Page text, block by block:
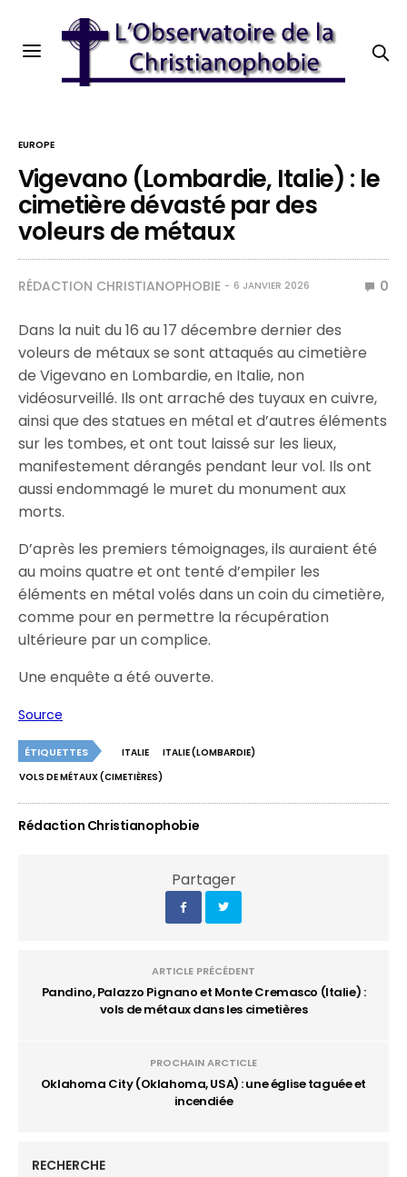
EUROPE
Vigevano (Lombardie, Italie) : le
cimetière dévasté par des
voleurs de métaux
RÉDACTION CHRISTIANOPHOBIE 6 JANVIER 2026 0
Dans la nuit du 16 au 17 décembre dernier des
voleurs de métaux se sont attaqués au cimetière
de Vigevano en Lombardie, en Italie, non
vidéosurveillé. Ils ont arraché des tuyaux en cuivre,
ainsi que des statues en métal et d’autres éléments
sur les tombes, et ont tout laissé sur les lieux,
manifestement dérangés pendant leur vol. Ils ont
aussi endommagé le muret du monument aux
morts.
D’après les premiers témoignages, ils auraient été
au moins quatre et ont tenté d’empiler les
éléments en métal volés dans un coin du cimetière,
comme pour en permettre la récupération
ultérieure par un complice.
Une enquête a été ouverte.
Source
ÉTIQUETTES ITALIE
ITALIE (LOMBARDIE)
VOLS DE MÉTAUX (CIMETIÈRES)
Rédaction Christianophobie
Partager
ARTICLE PRÉCÉDENT
Pandino, Palazzo Pignano et Monte Cremasco (Italie) :
vols de métaux dans les cimetières
PROCHAIN ARCTICLE
Oklahoma City (Oklahoma, USA) : une église taguée et
incendiée
RECHERCHE